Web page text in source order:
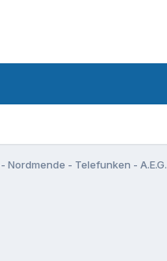
Nordmende - Telefunken - A.E.G.